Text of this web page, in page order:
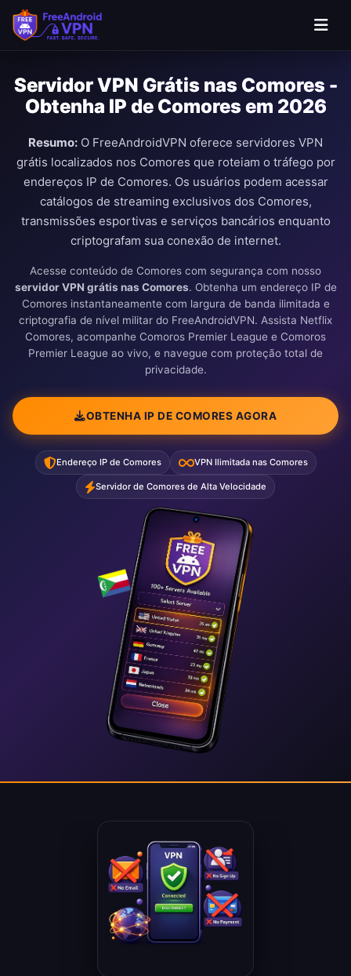
Servidor VPN Grátis nas Comores -
Obtenha IP de Comores em 2026
Resumo: O FreeAndroidVPN oferece servidores VPN
grátis localizados nos Comores que roteiam o tráfego por
endereços IP de Comores. Os usuários podem acessar
catálogos de streaming exclusivos dos Comores,
transmissões esportivas e serviços bancários enquanto
criptografam sua conexão de internet.
Acesse conteúdo de Comores com segurança com nosso
servidor VPN grátis nas Comores. Obtenha um endereço IP de
Comores instantaneamente com largura de banda ilimitada e
criptografia de nível militar do FreeAndroidVPN. Assista Netflix
Comores, acompanhe Comoros Premier League e Comoros
Premier League ao vivo, e navegue com proteção total de
privacidade.
OBTENHA IP DE COMORES AGORA
Endereço IP de Comores VPN Ilimitada nas Comores
Servidor de Comores de Alta Velocidade